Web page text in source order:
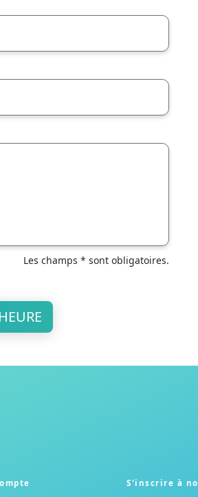
Les champs * sont obligatoires.
S'inscrire à